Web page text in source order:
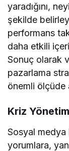
yaradığını,
şekilde
performans
daha etkili
Sonuç olarak
pazarlama
önemli ölçüde
Kriz
Sosyal medya
yorumlara,